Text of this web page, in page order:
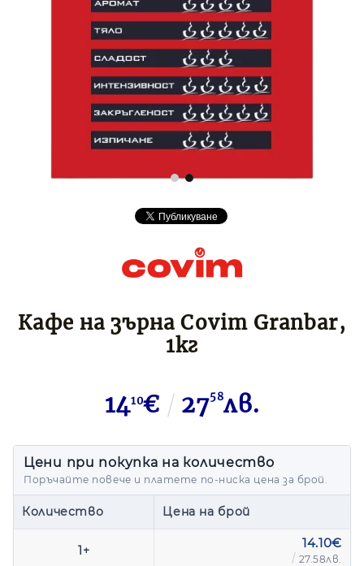
Кафе на зърна Covim Granbar,
1кг
1410€ 2758лв.
Цени при покупка на количество
Поръчайте повече и платете по-ниска цена за брой.
1+ 14.10€
27.58лв.